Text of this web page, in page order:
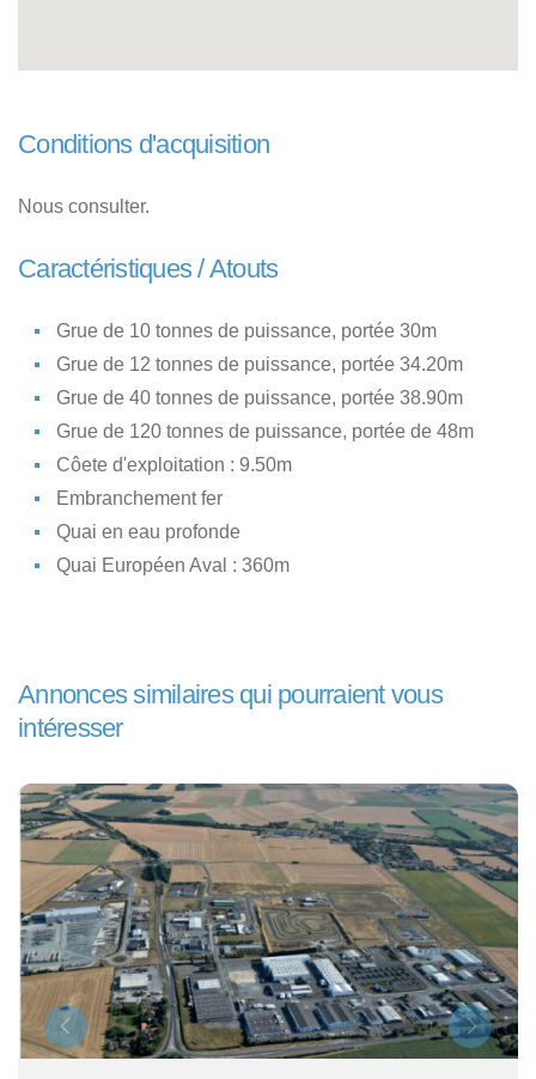
Conditions d'acquisition
Nous consulter.
Caractéristiques / Atouts
Grue de 10 tonnes de puissance, portée 30m
Grue de 12 tonnes de puissance, portée 34.20m
Grue de 40 tonnes de puissance, portée 38.90m
Grue de 120 tonnes de puissance, portée de 48m
Côete d'exploitation : 9.50m
Embranchement fer
Quai en eau profonde
Quai Européen Aval : 360m
Annonces similaires qui pourraient vous
intéresser